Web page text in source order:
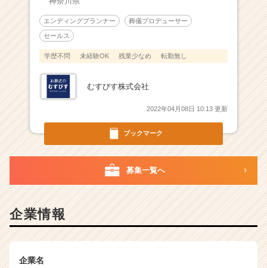
ブックマーク
エンディングプランナー 葬儀プロデューサー
セールス
学歴不問 未経験OK 残業少なめ 転勤無し
むすびす株式会社
2022年04月08日 10:13 更新
募集一覧へ
企業情報
企業名